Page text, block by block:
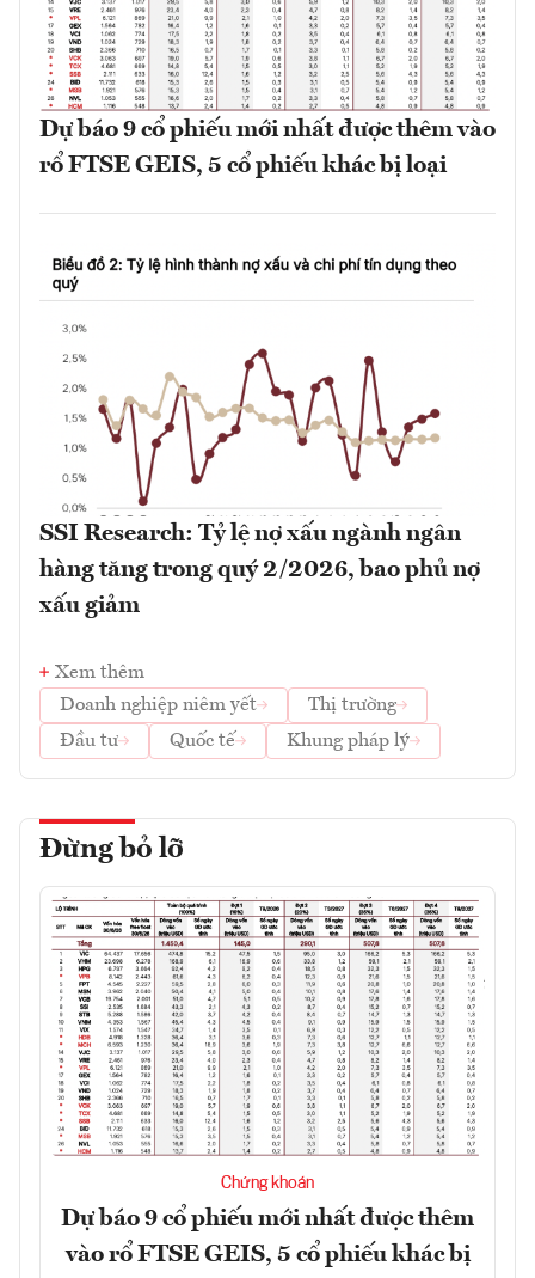
Dự báo 9 cổ phiếu mới nhất được thêm vào
rổ FTSE GEIS, 5 cổ phiếu khác bị loại
SSI Research: Tỷ lệ nợ xấu ngành ngân
hàng tăng trong quý 2/2026, bao phủ nợ
xấu giảm
Xem thêm
Doanh nghiệp niêm yết
Thị trường
Đầu tư
Quốc tế Khung pháp lý
Đừng bỏ lỡ
Chứng khoán
Dự báo 9 cổ phiếu mới nhất được thêm
vào rổ FTSE GEIS, 5 cổ phiếu khác bị